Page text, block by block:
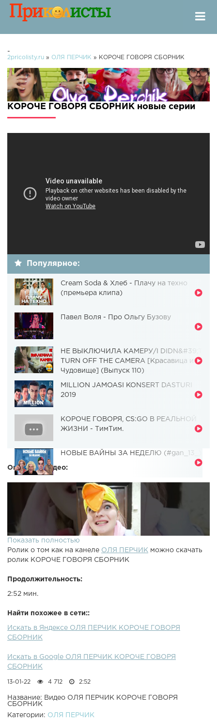
-
2pricolisty.ru » ОЛЯ ПЕРЧИК » КОРОЧЕ ГОВОРЯ СБОРНИК
КОРОЧЕ ГОВОРЯ СБОРНИК новые серии
Популярное:
Cream Soda & Хлеб - Плачу на техно
(премьера клипа)
Павел Воля - Про Ольгу Бузову
НЕ ВЫКЛЮЧИЛА КАМЕРУ/I DIDN&#39;T
TURN OFF THE CAMERA [Красавица и
Чудовище] (Выпуск 110)
MILLION JAMOASI KONSERT DASTURI
2019
КОРОЧЕ ГОВОРЯ, CS:GO В РЕАЛЬНОЙ
ЖИЗНИ - ТимТим.
НОВЫЕ ВАЙНЫ ЗА НЕДЕЛЮ (#gan_13_)
Описание видео:
Показать полностью
Ролик о том как на канеле ОЛЯ ПЕРЧИК можно скачать
ролик КОРОЧЕ ГОВОРЯ СБОРНИК
Продолжительность:
2:52 мин.
Найти похожее в сети::
Искать в Яндексе ОЛЯ ПЕРЧИК КОРОЧЕ ГОВОРЯ
СБОРНИК
Искать в Google ОЛЯ ПЕРЧИК КОРОЧЕ ГОВОРЯ
СБОРНИК
13-01-22 4 712 2:52
Название: Видео ОЛЯ ПЕРЧИК КОРОЧЕ ГОВОРЯ
СБОРНИК
Категории: ОЛЯ ПЕРЧИК